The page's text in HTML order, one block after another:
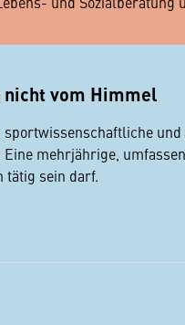
vom Himmel
mehrjährige,
tätig sein darf.